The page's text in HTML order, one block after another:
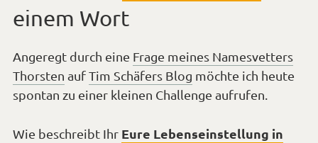
einem Wort
Angeregt durch eine Frage meines Namesvetters
Thorsten aufTim Schäfers Blog möchte ich heute
spontan zu einer kleinen Challenge aufrufen.
Wie beschreibt Ihr Eure Lebenseinstellung in